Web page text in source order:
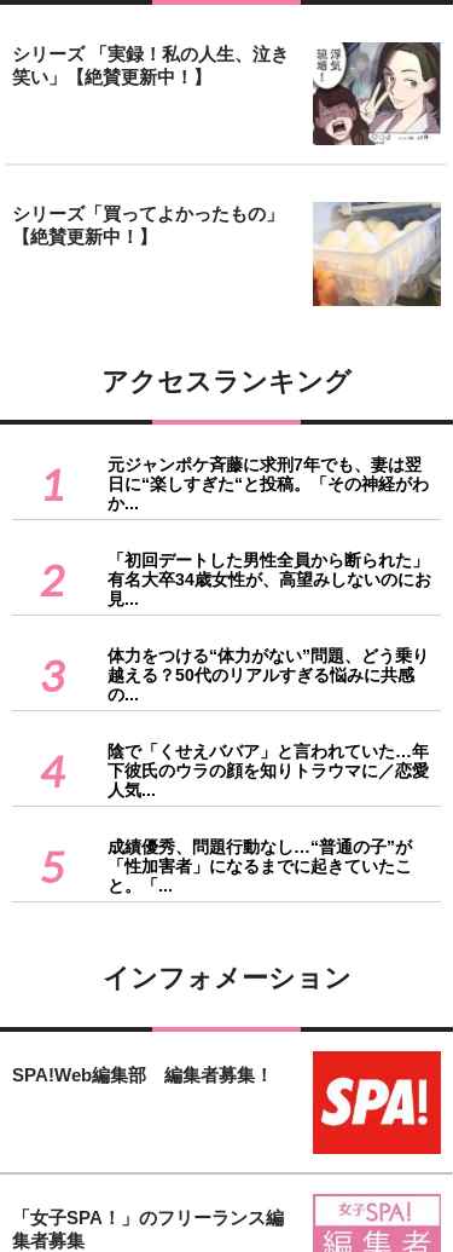
シリーズ 「実録！私の人生、泣き
笑い」【絶賛更新中！】
シリーズ「買ってよかったもの」
【絶賛更新中！】
アクセスランキング
1
元ジャンポケ斉藤に求刑7年でも、妻は翌
日に“楽しすぎた“と投稿。「その神経がわ
か...
2
「初回デートした男性全員から断られた」
有名大卒34歳女性が、高望みしないのにお
見...
3
体力をつける“体力がない”問題、どう乗り
越える？50代のリアルすぎる悩みに共感
の...
4
陰で「くせえババア」と言われていた…年
下彼氏のウラの顔を知りトラウマに／恋愛
人気...
5
成績優秀、問題行動なし…“普通の子”が
「性加害者」になるまでに起きていたこ
と。「...
インフォメーション
SPA!Web編集部 編集者募集！
「女子SPA！」のフリーランス編
集者募集